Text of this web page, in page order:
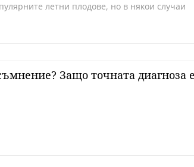
летни плодове, но в някои случаи
Защо точната диагноза